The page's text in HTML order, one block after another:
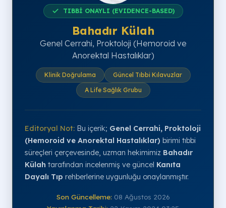
TIBBİ ONAYLI (EVIDENCE-BASED)
Bahadır Külah
Genel Cerrahi, Proktoloji (Hemoroid ve
Anorektal Hastalıklar)
Klinik Doğrulama
Güncel Tıbbi Kılavuzlar
A Life Sağlık Grubu
Editoryal Not: Bu içerik; Genel Cerrahi, Proktoloji
(Hemoroid ve Anorektal Hastalıklar) birimi tıbbi
süreçleri çerçevesinde, uzman hekimimiz Bahadır
Külah tarafından incelenmiş ve güncel Kanıta
Dayalı Tıp rehberlerine uygunluğu onaylanmıştır.
Son Güncelleme: 08 Ağustos 2026